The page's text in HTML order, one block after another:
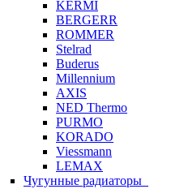
KERMI
BERGERR
ROMMER
Stelrad
Buderus
Millennium
AXIS
NED Thermo
PURMO
KORADO
Viessmann
LEMAX
Чугунные радиаторы